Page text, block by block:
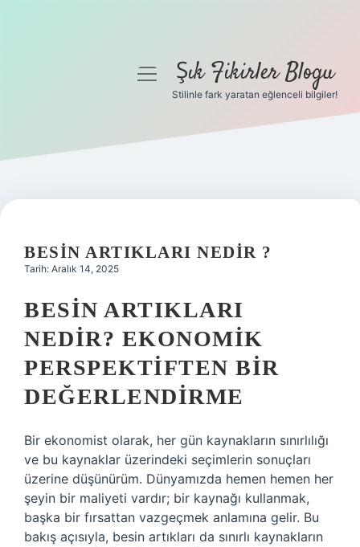
Gizlilik Politikası
Yasal Uyarı
menüyüŞık Fikirler Blogu
Stilinle fark yaratan eğlenceli bilgiler!
BESIN ARTIKLARI NEDIR ?
Tarih: Aralık 14, 2025
BESIN ARTIKLARI
NEDIR? EKONOMIK
PERSPEKTIFTEN BIR
DEĞERLENDIRME
Bir ekonomist olarak, her gün kaynakların sınırlılığı
ve bu kaynaklar üzerindeki seçimlerin sonuçları
üzerine düşünürüm. Dünyamızda hemen hemen her
şeyin bir maliyeti vardır; bir kaynağı kullanmak,
başka bir fırsattan vazgeçmek anlamına gelir. Bu
bakış açısıyla, besin artıkları da sınırlı kaynakların